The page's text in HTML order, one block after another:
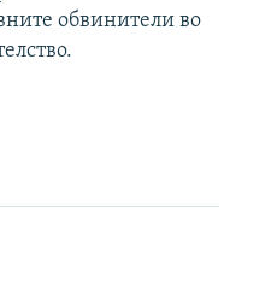
обвинители во